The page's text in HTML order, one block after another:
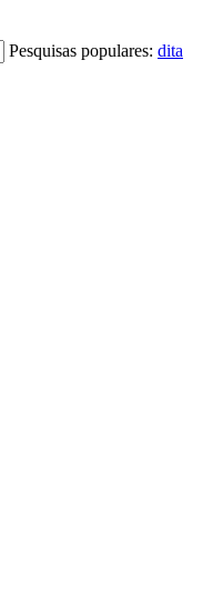
Pesquisas populares: dita